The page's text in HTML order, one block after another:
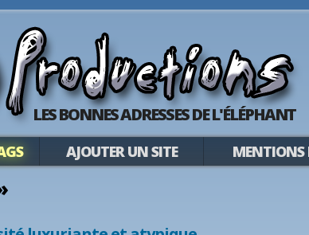
LES BONNES ADRESSES DE L'ÉLÉPHANT
AJOUTER UN SITE MENTIONS